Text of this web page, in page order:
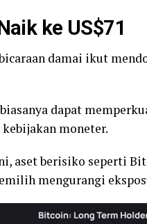
ke US$71
damai ikut
dapat
moneter.
aset berisiko seperti
mengurangi